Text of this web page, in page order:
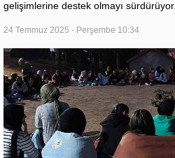
gelişimlerine destek olmayı sürdürüyor.
24 Temmuz 2025 - Perşembe 10:34